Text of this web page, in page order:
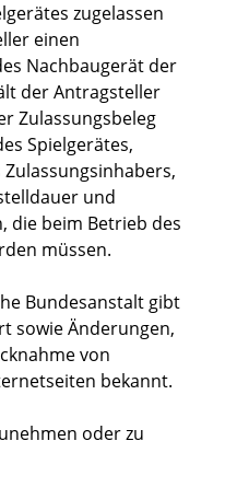
zugelassen
einen
Nachbaugerät der
der Antragsteller
Zulassungsbeleg
Spielgerätes,
und
die beim Betrieb des
müssen.
Bundesanstalt gibt
sowie Änderungen,
von
bekannt.
oder zu